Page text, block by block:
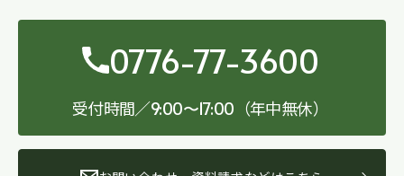
0776-77-3600
受付時間／9:00〜17:00 （年中無休）